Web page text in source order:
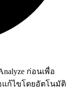
ก่อนเพื่อ
แก้ไขโดยอัตโนมัติ